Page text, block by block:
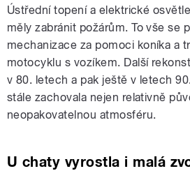
Ústřední topení a elektrické
měly zabránit požárům. To vše se
mechanizace za pomoci koníka a
motocyklu s vozíkem. Další
v 80. letech a pak ještě v letech
stále zachovala nejen relativně
neopakovatelnou atmosféru.
U chaty vyrostla i malá